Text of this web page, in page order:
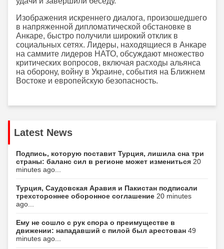
Изображения искреннего диалога, произошедшего
в напряженной дипломатической обстановке в
Анкаре, быстро получили широкий отклик в
социальных сетях. Лидеры, находящиеся в Анкаре
на саммите лидеров НАТО, обсуждают множество
критических вопросов, включая расходы альянса
на оборону, войну в Украине, события на Ближнем
Востоке и европейскую безопасность.
Latest News
Подпись, которую поставит Турция, лишила сна три
страны: баланс сил в регионе может измениться 20
minutes ago...
Турция, Саудовская Аравия и Пакистан подписали
трехстороннее оборонное соглашение 20 minutes
ago...
Ему не сошло с рук спора о преимуществе в
движении: нападавший с пилой был арестован 49
minutes ago...